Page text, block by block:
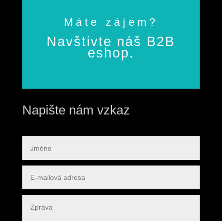
Máte zájem?
Navštivte náš B2B
eshop.
Napište nám vzkaz